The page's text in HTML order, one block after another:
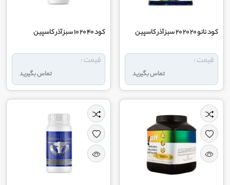
کود نانو 20 20 20 سبز آذر کاسپین
تماس بگیرید
قیمت :
کود 40 20 10 سبز آذر کاسپین
تماس بگیرید
قیمت :